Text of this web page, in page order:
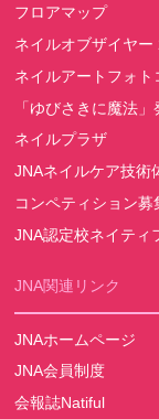
フロアマップ
ネイルオブザイヤー
ネイルアートフォト
「ゆびさきに魔法
ネイルプラザ
JNAネイルケア技術
コンペティション募
JNA認定校ネイティ
JNA関連リンク
JNAホームページ
JNA会員制度
会報誌Natiful